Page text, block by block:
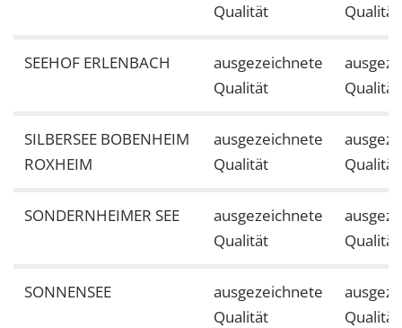
Qualität
Qualität
SEEHOF ERLENBACH
ausgezeichnete
Qualität
Qualität
SILBERSEE BOBENHEIM
ROXHEIM
ausgezeichnete
Qualität
Qualität
SONDERNHEIMER SEE
ausgezeichnete
Qualität
Qualität
SONNENSEE
ausgezeichnete
Qualität
Qualität